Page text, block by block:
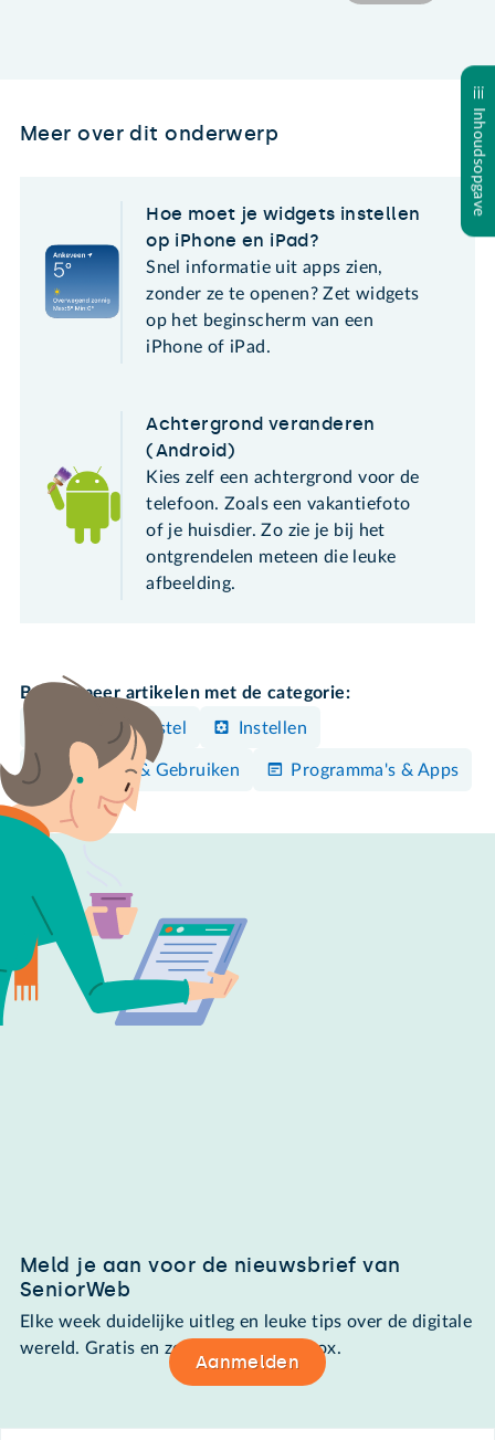
Inhoudsopgave
Meer over dit onderwerp
Hoe moet je widgets instellen
op iPhone en iPad?
Snel informatie uit apps zien,
zonder ze te openen? Zet widgets
op het beginscherm van een
iPhone of iPad.
Achtergrond veranderen
(Android)
Kies zelf een achtergrond voor de
telefoon. Zoals een vakantiefoto
of je huisdier. Zo zie je bij het
ontgrendelen meteen die leuke
afbeelding.
Bekijk meer artikelen met de categorie:
Android-toestel
Instellen
Bedienen & Gebruiken Programma's & Apps
Meld je aan voor de nieuwsbrief van
SeniorWeb
Elke week duidelijke uitleg en leuke tips over de digitale
wereld. Gratis en zomaar in de mailbox.
Aanmelden